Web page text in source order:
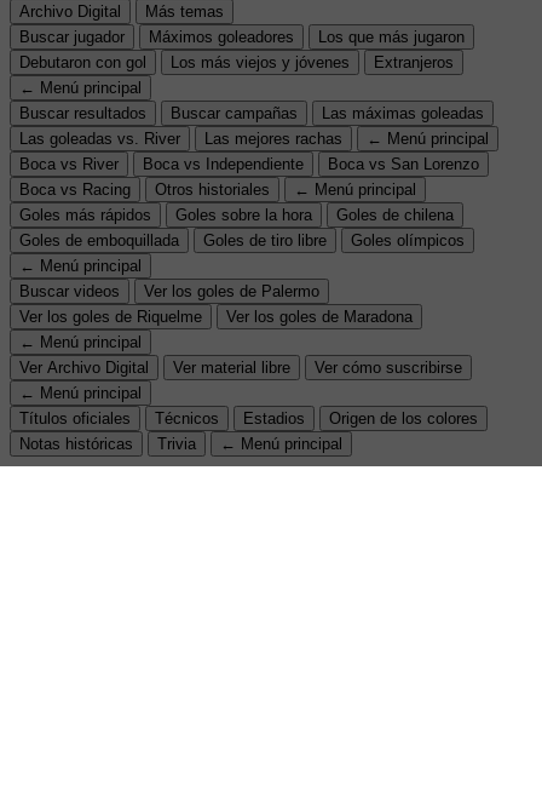
Archivo Digital
Más temas
Buscar jugador
Máximos goleadores
Los que más jugaron
Debutaron con gol
Los más viejos y jóvenes
Extranjeros
← Menú principal
Buscar resultados
Buscar campañas
Las máximas goleadas
Las goleadas vs. River
Las mejores rachas
← Menú principal
Boca vs River
Boca vs Independiente
Boca vs San Lorenzo
Boca vs Racing
Otros historiales
← Menú principal
Goles más rápidos
Goles sobre la hora
Goles de chilena
Goles de emboquillada
Goles de tiro libre
Goles olímpicos
← Menú principal
Buscar videos
Ver los goles de Palermo
Ver los goles de Riquelme
Ver los goles de Maradona
← Menú principal
Ver Archivo Digital
Ver material libre
Ver cómo suscribirse
← Menú principal
Títulos oficiales
Técnicos Estadios
Origen de los colores
Notas históricas
Trivia ← Menú principal